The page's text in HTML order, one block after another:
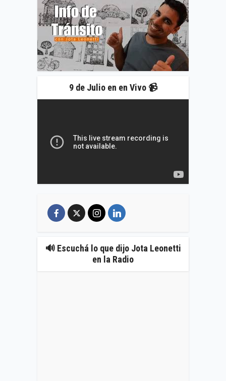
9 de Julio en en Vivo 📹
🔊 Escuchá lo que dijo Jota Leonetti
en la Radio